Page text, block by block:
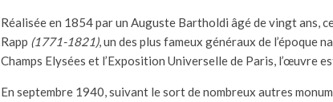
Réalisée en 1854 par un Auguste Bartholdi âgé de vingt ans,
Rapp (1771-1821), un des plus fameux généraux de l’époque
Champs Elysées et l’Exposition Universelle de Paris, l’œuvre
En septembre 1940, suivant le sort de nombreux autres